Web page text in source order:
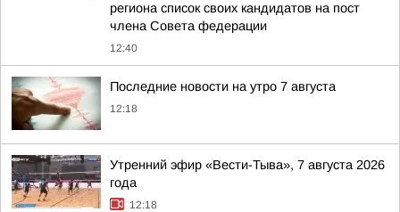
региона список своих кандидатов на пост
члена Совета федерации
12:40
Последние новости на утро 7 августа
12:18
Утренний эфир «Вести-Тыва», 7 августа 2026
года
12:18